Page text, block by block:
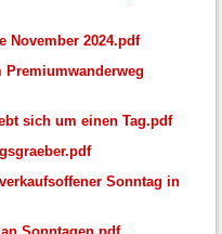
November 2024.pdf
Premiumwanderweg
sich um einen Tag.pdf
Sonntag in